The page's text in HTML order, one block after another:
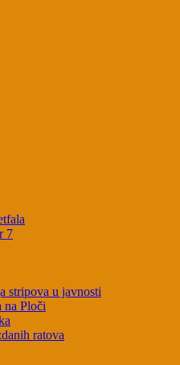
7
stripova u javnosti
na Ploči
ratova